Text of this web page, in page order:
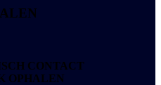
CONTACT
OPHALEN